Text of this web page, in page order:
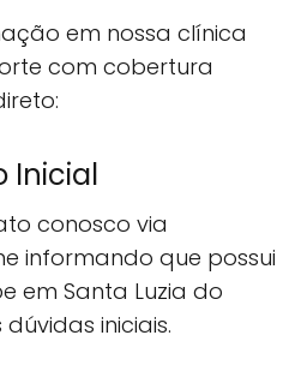
em nossa clínica
com cobertura
Inicial
conosco via
informando que possui
em Santa Luzia do
iniciais.